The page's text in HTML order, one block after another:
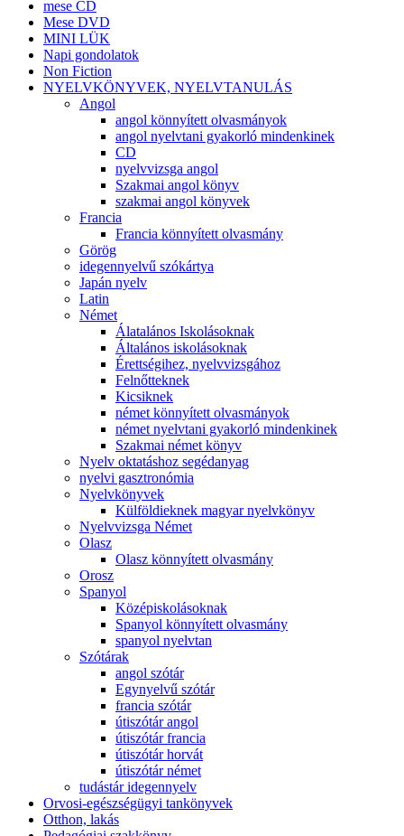
mese CD
Mese DVD
MINI LÜK
Napi gondolatok
Non Fiction
NYELVKÖNYVEK, NYELVTANULÁS
Angol
angol könnyített olvasmányok
angol nyelvtani gyakorló mindenkinek
CD
nyelvvizsga angol
Szakmai angol könyv
szakmai angol könyvek
Francia
Francia könnyített olvasmány
Görög
idegennyelvű szókártya
Japán nyelv
Latin
Német
Álatalános Iskolásoknak
Általános iskolásoknak
Érettségihez, nyelvvizsgához
Felnőtteknek
Kicsiknek
német könnyített olvasmányok
német nyelvtani gyakorló mindenkinek
Szakmai német könyv
Nyelv oktatáshoz segédanyag
nyelvi gasztronómia
Nyelvkönyvek
Külföldieknek magyar nyelvkönyv
Nyelvvizsga Német
Olasz
Olasz könnyített olvasmány
Orosz
Spanyol
Középiskolásoknak
Spanyol könnyített olvasmány
spanyol nyelvtan
Szótárak
angol szótár
Egynyelvű szótár
francia szótár
útiszótár angol
útiszótár francia
útiszótár horvát
útiszótár német
tudástár idegennyelv
Orvosi-egészségügyi tankönyvek
Otthon, lakás